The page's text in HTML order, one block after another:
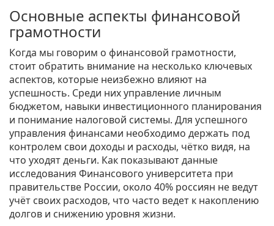
Основные аспекты финансовой
грамотности
Когда мы говорим о финансовой грамотности,
стоит обратить внимание на несколько ключевых
аспектов, которые неизбежно влияют на
успешность. Среди них управление личным
бюджетом, навыки инвестиционного планирования
и понимание налоговой системы. Для успешного
управления финансами необходимо держать под
контролем свои доходы и расходы, чётко видя, на
что уходят деньги. Как показывают данные
исследования Финансового университета при
правительстве России, около 40% россиян не ведут
учёт своих расходов, что часто ведет к накоплению
долгов и снижению уровня жизни.